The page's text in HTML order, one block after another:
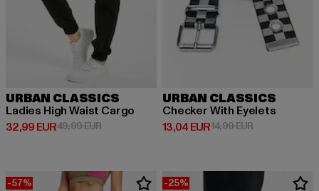
URBAN CLASSICS
Ladies High Waist Cargo
32,99 EUR
Prix courant: 32,99 EUR
49,99 EURPrix en promotion: 49,99 EUR
URBAN CLASSICS
Checker With Eyelets
13,04 EUR
Prix courant: 13,04 EUR
14,99 EURPrix en
-57% -25%